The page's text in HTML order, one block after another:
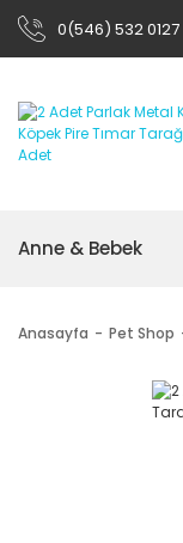
0(546) 532 0127
Anne & Bebek
Anasayfa Pet Shop